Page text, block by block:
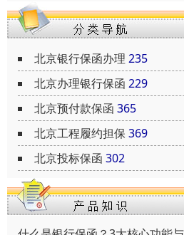
北京银行保函办理 235
北京办理银行保函 229
北京预付款保函 365
北京工程履约担保 369
北京投标保函 302